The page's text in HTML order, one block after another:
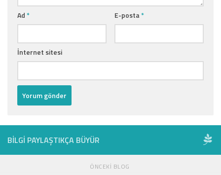
Ad* E-posta*
İnternet sitesi
BILGI PAYLAŞTIKÇA BÜYÜR
ÖNCEKI BLOG